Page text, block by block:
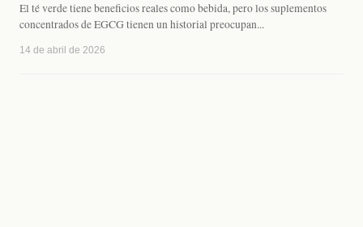
El té verde tiene beneficios reales como bebida, pero los suplementos
concentrados de EGCG tienen un historial preocupan...
14 de abril de 2026